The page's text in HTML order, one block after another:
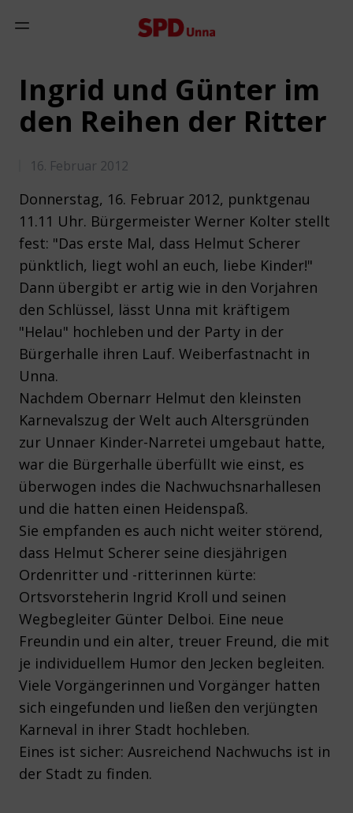
Mobiles Menü anzeigen
Ingrid und Günter im
den Reihen der Ritter
16. Februar 2012
Donnerstag, 16. Februar 2012, punktgenau
11.11 Uhr. Bürgermeister Werner Kolter stellt
fest: "Das erste Mal, dass Helmut Scherer
pünktlich, liegt wohl an euch, liebe Kinder!"
Dann übergibt er artig wie in den Vorjahren
den Schlüssel, lässt Unna mit kräftigem
"Helau" hochleben und der Party in der
Bürgerhalle ihren Lauf. Weiberfastnacht in
Unna.
Nachdem Obernarr Helmut den kleinsten
Karnevalszug der Welt auch Altersgründen
zur Unnaer Kinder-Narretei umgebaut hatte,
war die Bürgerhalle überfüllt wie einst, es
überwogen indes die Nachwuchsnarhallesen
und die hatten einen Heidenspaß.
Sie empfanden es auch nicht weiter störend,
dass Helmut Scherer seine diesjährigen
Ordenritter und -ritterinnen kürte:
Ortsvorsteherin Ingrid Kroll und seinen
Wegbegleiter Günter Delboi. Eine neue
Freundin und ein alter, treuer Freund, die mit
je individuellem Humor den Jecken begleiten.
Viele Vorgängerinnen und Vorgänger hatten
sich eingefunden und ließen den verjüngten
Karneval in ihrer Stadt hochleben.
Eines ist sicher: Ausreichend Nachwuchs ist in
der Stadt zu finden.